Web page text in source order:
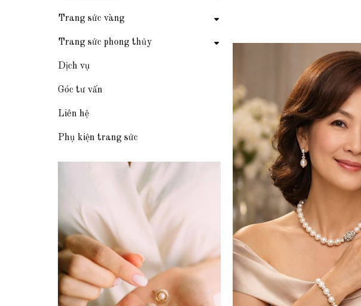
Trang sức vàng
Trang sức phong thủy
Dịch vụ
Góc tư vấn
Liên hệ
Phụ kiện trang sức